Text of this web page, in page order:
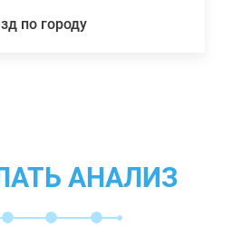
по городу
АНАЛИЗ